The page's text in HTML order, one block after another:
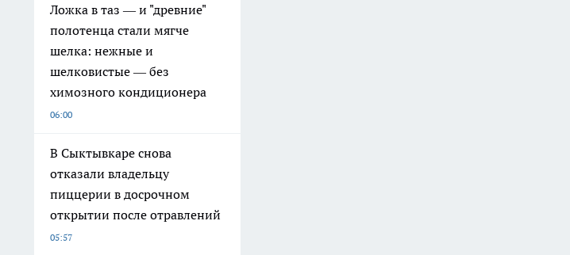
Ложка в таз — и "древние"
полотенца стали мягче
шелка: нежные и
шелковистые — без
химозного кондиционера
06:00
В Сыктывкаре снова
отказали владельцу
пиццерии в досрочном
открытии после отравлений
05:57